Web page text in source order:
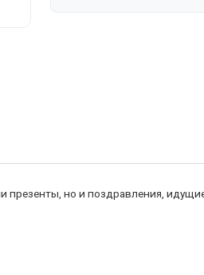
но и поздравления,